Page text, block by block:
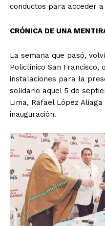
conductos para acceder
CRÓNICA DE UNA
La semana que pasó,
Policlínico San
instalaciones para la
solidario aquel 5 de
Lima, Rafael López
inauguración.